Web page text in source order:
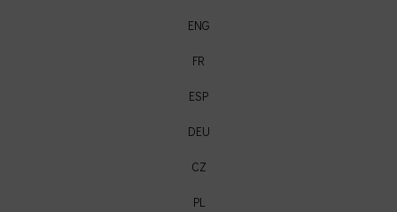
ENG
FR
ESP
DEU
CZ
PL